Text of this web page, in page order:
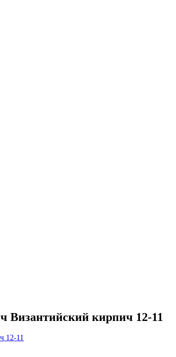
Византийский кирпич 12-11